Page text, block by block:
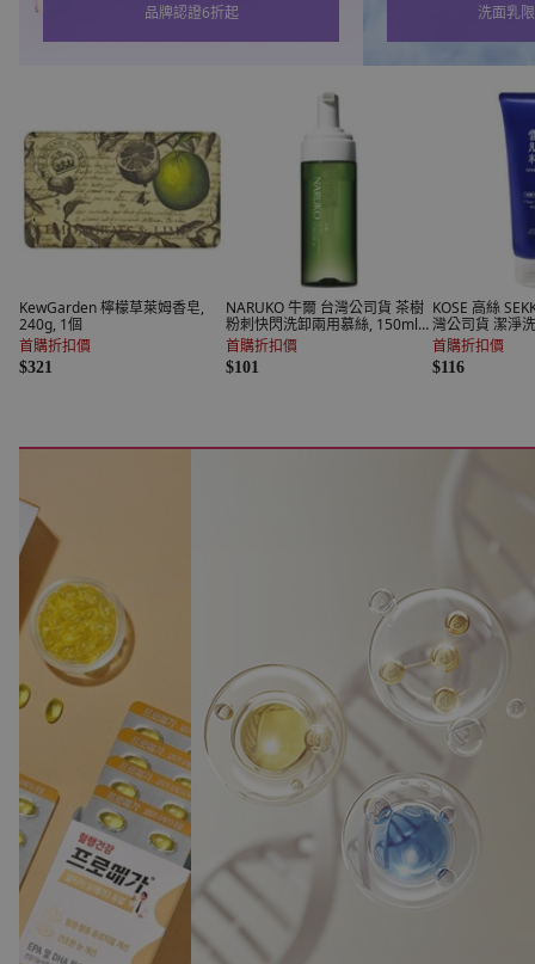
洗面乳限時折扣中 精選大
KewGarden 檸檬草萊姆香皂,
240g, 1個
首購折扣價
$321
NARUKO 牛爾 台灣公司貨 茶樹
粉刺快閃洗卸兩用慕絲, 150ml,
1瓶
首購折扣價
$101
KOSE 高絲
灣公司貨 潔淨
首購折扣價
$116